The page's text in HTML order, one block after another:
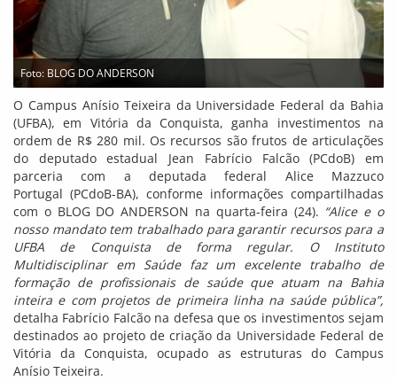
Foto: BLOG DO ANDERSON
O Campus Anísio Teixeira da Universidade Federal da Bahia
(UFBA), em Vitória da Conquista, ganha investimentos na
ordem de R$ 280 mil. Os recursos são frutos de articulações
do deputado estadual Jean Fabrício Falcão (PCdoB) em
parceria com a deputada federal Alice Mazzuco
Portugal (PCdoB-BA), conforme informações compartilhadas
com o BLOG DO ANDERSON na quarta-feira (24). “Alice e o
nosso mandato tem trabalhado para garantir recursos para a
UFBA de Conquista de forma regular. O Instituto
Multidisciplinar em Saúde faz um excelente trabalho de
formação de profissionais de saúde que atuam na Bahia
inteira e com projetos de primeira linha na saúde pública”,
detalha Fabrício Falcão na defesa que os investimentos sejam
destinados ao projeto de criação da Universidade Federal de
Vitória da Conquista, ocupado as estruturas do Campus
Anísio Teixeira.